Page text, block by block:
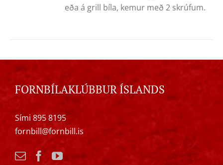
eða á grill bíla, kemur með 2 skrúfum.
FORNBÍLAKLÚBBUR ÍSLANDS
Sími 895 8195
fornbill@fornbill.is